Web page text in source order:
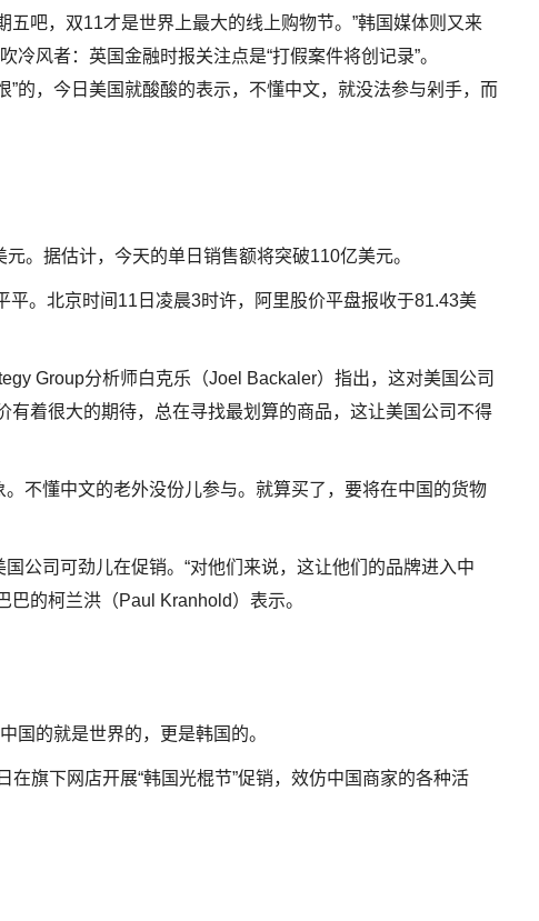
五吧，双11才是世界上最大的线上购物节。”韩国媒体则又来
冷风者：英国金融时报关注点是“打假案件将创记录”。
”的，今日美国就酸酸的表示，不懂中文，就没法参与剁手，而
。据估计，今天的单日销售额将突破110亿美元。
平。北京时间11日凌晨3时许，阿里股价平盘报收于81.43美
Group分析师白克乐（Joel Backaler）指出，这对美国公司
有着很大的期待，总在寻找最划算的商品，这让美国公司不得
不懂中文的老外没份儿参与。就算买了，要将在中国的货物
公司可劲儿在促销。“对他们来说，这让他们的品牌进入中
巴的柯兰洪（Paul Kranhold）表示。
国的就是世界的，更是韩国的。
旗下网店开展“韩国光棍节”促销，效仿中国商家的各种活